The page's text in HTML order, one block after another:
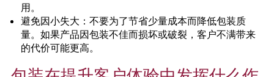
用。
避免因小失大：不要为了节省少量成本而降低包装质
量。如果产品因包装不佳而损坏或破裂，客户不满带来
的代价可能更高。